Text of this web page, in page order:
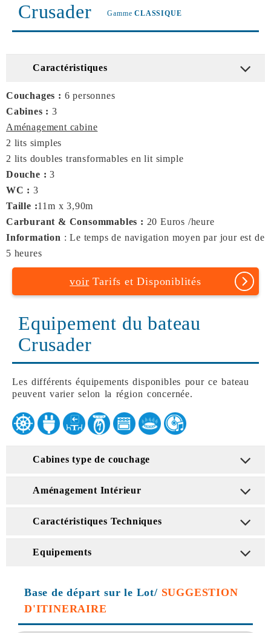
Crusader GammeCLASSIQUE
Caractéristiques
Couchages : 6 personnes
Cabines : 3
Aménagement cabine
2 lits simples
2 lits doubles transformables en lit simple
Douche :3
WC : 3
Taille :11m x 3,90m
Carburant & Consommables : 20 Euros /heure
Information : Le temps de navigation moyen par jour est de
5 heures
voir Tarifs et Disponiblités
Equipement du bateau
Crusader
Les différents équipements disponibles pour ce bateau
peuvent varier selon la région concernée.
Cabines type de couchage
Aménagement Intérieur
Caractéristiques Techniques
Equipements
Base de départ sur le Lot/ SUGGESTION
D'ITINERAIRE